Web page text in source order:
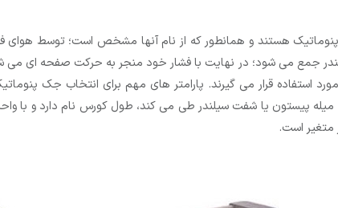
هستند و همانطور که از نام آنها مشخص است؛ توسط
جمع می شود؛ در نهایت با فشار خود منجر به حرکت صفحه
استفاده قرار می گیرند. پارامتر های مهم برای انتخاب جک
میله پیستون یا شفت سیلندر طی می کند، طول کورس نام دارد و